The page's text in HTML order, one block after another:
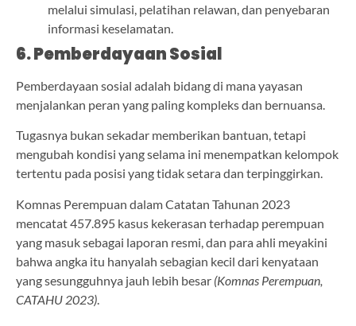
melalui simulasi, pelatihan relawan, dan penyebaran
informasi keselamatan.
6. Pemberdayaan Sosial
Pemberdayaan sosial adalah bidang di mana yayasan
menjalankan peran yang paling kompleks dan bernuansa.
Tugasnya bukan sekadar memberikan bantuan, tetapi
mengubah kondisi yang selama ini menempatkan kelompok
tertentu pada posisi yang tidak setara dan terpinggirkan.
Komnas Perempuan dalam Catatan Tahunan 2023
mencatat 457.895 kasus kekerasan terhadap perempuan
yang masuk sebagai laporan resmi, dan para ahli meyakini
bahwa angka itu hanyalah sebagian kecil dari kenyataan
yang sesungguhnya jauh lebih besar (Komnas Perempuan,
CATAHU 2023)